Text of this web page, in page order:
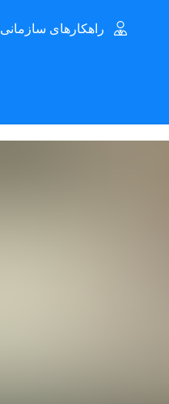
راهکارهای سازمانی